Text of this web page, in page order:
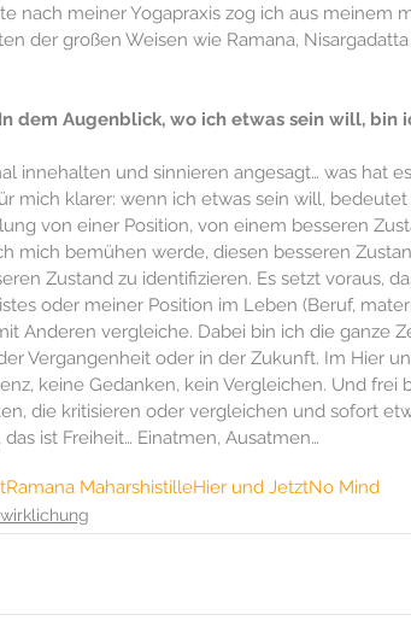
nach meiner Yogapraxis zog ich aus meinem
der großen Weisen wie Ramana,
dem Augenblick, wo ich etwas sein will, bin
innehalten und sinnieren angesagt… was hat
mich klarer: wenn ich etwas sein will, bedeutet
von einer Position, von einem besseren
mich bemühen werde, diesen besseren
Zustand zu identifizieren. Es setzt voraus,
oder meiner Position im Leben (Beruf,
Anderen vergleiche. Dabei bin ich die ganze
Vergangenheit oder in der Zukunft. Im Hier
keine Gedanken, kein Vergleichen. Und frei
die kritisieren oder vergleichen und sofort
ist Freiheit… Einatmen, Ausatmen…
Ramana MaharshistilleHier und JetztNo Mind